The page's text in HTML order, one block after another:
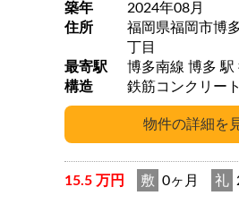
築年
2024年08月
住所
福岡県福岡市博
丁目
最寄駅
構造
鉄筋コンクリー
15.5 万円 敷 0ヶ月 礼